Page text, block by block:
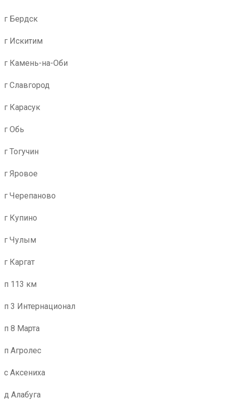
г Бердск
г Искитим
г Камень-на-Оби
г Славгород
г Карасук
г Обь
г Тогучин
г Яровое
г Черепаново
г Купино
г Чулым
г Каргат
п 113 км
п 3 Интернационал
п 8 Марта
п Агролес
с Аксениха
д Алабуга